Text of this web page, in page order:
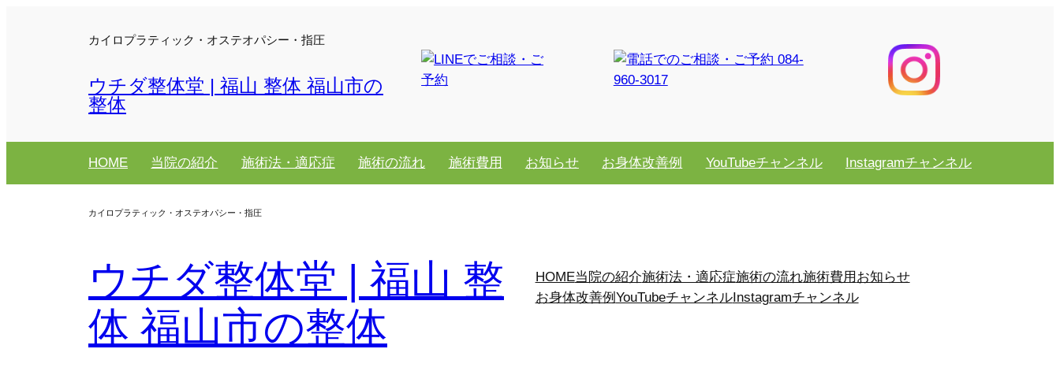
カイロプラティック・オステオパシー・指圧
ウチダ整体堂 | 福山 整体 福山市の
整体
HOME 当院の紹介 施術法・適応症 施術の流れ 施術費用 お知らせ お身体改善例 YouTubeチャンネル Instagramチャンネル
カイロプラティック・オステオパシー・指圧
ウチダ整体堂 | 福山 整
体 福山市の整体
HOME当院の紹介施術法・適応症施術の流れ施術費用 お知らせ
お身体改善例 YouTubeチャンネルInstagramチャンネル